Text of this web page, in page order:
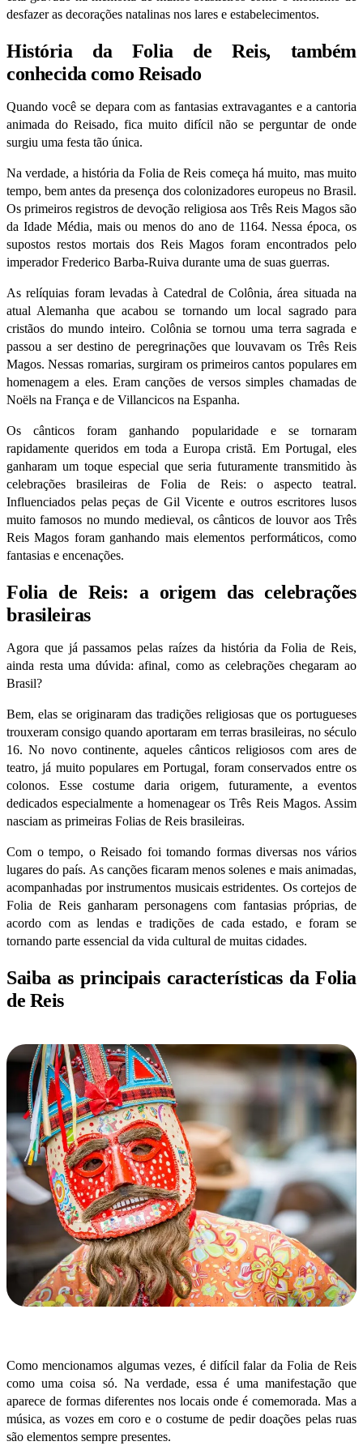
desfazer as decorações natalinas nos lares e estabelecimentos.
História da Folia de Reis, também
conhecida como Reisado
Quando você se depara com as fantasias extravagantes e a cantoria
animada do Reisado, fica muito difícil não se perguntar de onde
surgiu uma festa tão única.
Na verdade, a história da Folia de Reis começa há muito, mas muito
tempo, bem antes da presença dos colonizadores europeus no Brasil.
Os primeiros registros de devoção religiosa aos Três Reis Magos são
da Idade Média, mais ou menos do ano de 1164. Nessa época, os
supostos restos mortais dos Reis Magos foram encontrados pelo
imperador Frederico Barba-Ruiva durante uma de suas guerras.
As relíquias foram levadas à Catedral de Colônia, área situada na
atual Alemanha que acabou se tornando um local sagrado para
cristãos do mundo inteiro. Colônia se tornou uma terra sagrada e
passou a ser destino de peregrinações que louvavam os Três Reis
Magos. Nessas romarias, surgiram os primeiros cantos populares em
homenagem a eles. Eram canções de versos simples chamadas de
Noëls na França e de Villancicos na Espanha.
Os cânticos foram ganhando popularidade e se tornaram
rapidamente queridos em toda a Europa cristã. Em Portugal, eles
ganharam um toque especial que seria futuramente transmitido às
celebrações brasileiras de Folia de Reis: o aspecto teatral.
Influenciados pelas peças de Gil Vicente e outros escritores lusos
muito famosos no mundo medieval, os cânticos de louvor aos Três
Reis Magos foram ganhando mais elementos performáticos, como
fantasias e encenações.
Folia de Reis: a origem das celebrações
brasileiras
Agora que já passamos pelas raízes da história da Folia de Reis,
ainda resta uma dúvida: afinal, como as celebrações chegaram ao
Brasil?
Bem, elas se originaram das tradições religiosas que os portugueses
trouxeram consigo quando aportaram em terras brasileiras, no século
16. No novo continente, aqueles cânticos religiosos com ares de
teatro, já muito populares em Portugal, foram conservados entre os
colonos. Esse costume daria origem, futuramente, a eventos
dedicados especialmente a homenagear os Três Reis Magos. Assim
nasciam as primeiras Folias de Reis brasileiras.
Com o tempo, o Reisado foi tomando formas diversas nos vários
lugares do país. As canções ficaram menos solenes e mais animadas,
acompanhadas por instrumentos musicais estridentes. Os cortejos de
Folia de Reis ganharam personagens com fantasias próprias, de
acordo com as lendas e tradições de cada estado, e foram se
tornando parte essencial da vida cultural de muitas cidades.
Saiba as principais características da Folia
de Reis
Como mencionamos algumas vezes, é difícil falar da Folia de Reis
como uma coisa só. Na verdade, essa é uma manifestação que
aparece de formas diferentes nos locais onde é comemorada. Mas a
música, as vozes em coro e o costume de pedir doações pelas ruas
são elementos sempre presentes.